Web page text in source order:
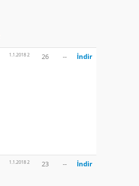
1.1.2018 2 26 -- İndir
1.1.2018 2 23 -- İndir